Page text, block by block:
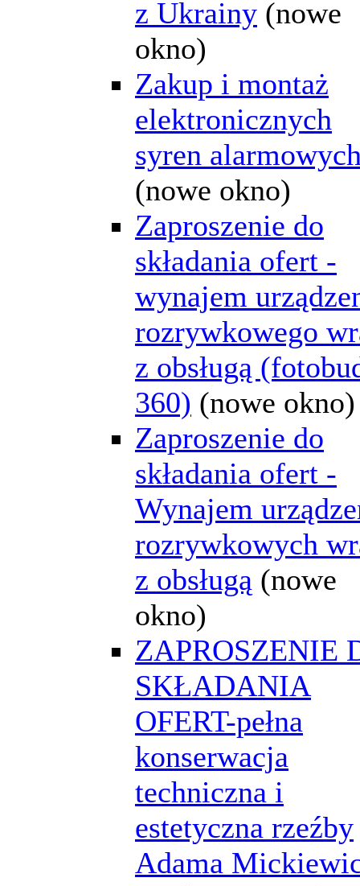
z Ukrainy (nowe
okno)
Zakup i montaż
elektronicznych
syren
(nowe okno)
Zaproszenie do
składania ofert -
wynajem
rozrywkowego
z obsługą
360) (nowe okno)
Zaproszenie do
składania ofert -
Wynajem
rozrywkowych
z obsługą (nowe
okno)
ZAPROSZENIE
SKŁADANIA
OFERT-pełna
konserwacja
techniczna i
estetyczna rzeźby
Adama